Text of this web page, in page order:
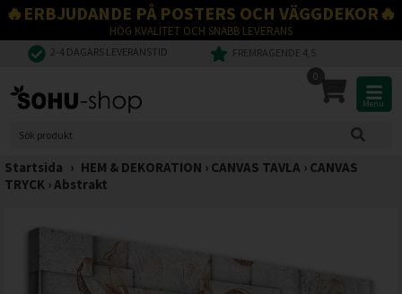
🔥ERBJUDANDE PÅ POSTERS OCH VÄGGDEKOR🔥
HÖG KVALITET OCH SNABB LEVERANS
2-4 DAGARS LEVERANSTID FREMRAGENDE 4,5
0
Menu
Startsida › HEM & DEKORATION › CANVAS TAVLA › CANVAS
TRYCK ›Abstrakt